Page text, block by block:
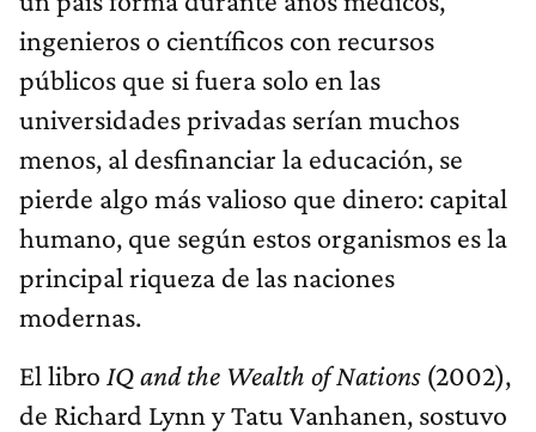
ingenieros o científicos con recursos
públicos que si fuera solo en las
universidades privadas serían muchos
menos, al desfinanciar la educación, se
pierde algo más valioso que dinero: capital
humano, que según estos organismos es la
principal riqueza de las naciones
modernas.
El libro IQ and the Wealth of Nations(2002),
de Richard Lynn y Tatu Vanhanen, sostuvo